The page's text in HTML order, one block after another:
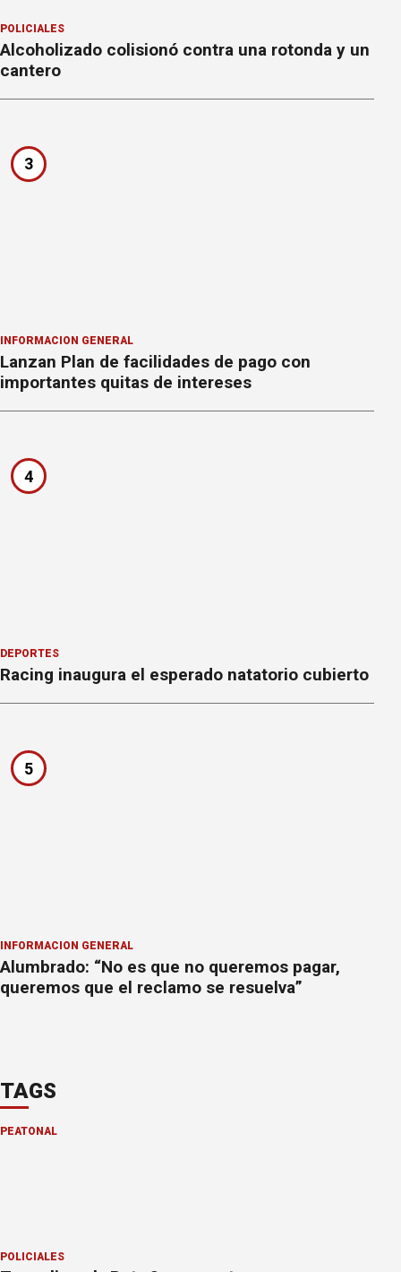
POLICIALES
Alcoholizado colisionó contra una rotonda y un
cantero
3
INFORMACION GENERAL
Lanzan Plan de facilidades de pago con
importantes quitas de intereses
4
DEPORTES
Racing inaugura el esperado natatorio cubierto
5
INFORMACION GENERAL
Alumbrado: “No es que no queremos pagar,
queremos que el reclamo se resuelva”
TAGS
PEATONAL
POLICIALES